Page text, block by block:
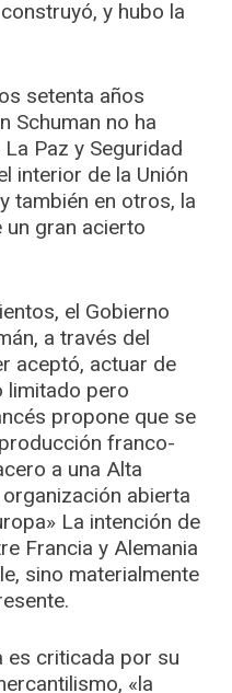
y hubo la
setenta años
Schuman no ha
Paz y Seguridad
interior de la Unión
también en otros, la
un gran acierto
el Gobierno
a través del
aceptó, actuar de
limitado pero
propone que se
franco-
a una Alta
abierta
La intención de
Francia y Alemania
sino materialmente
es criticada por su
«la